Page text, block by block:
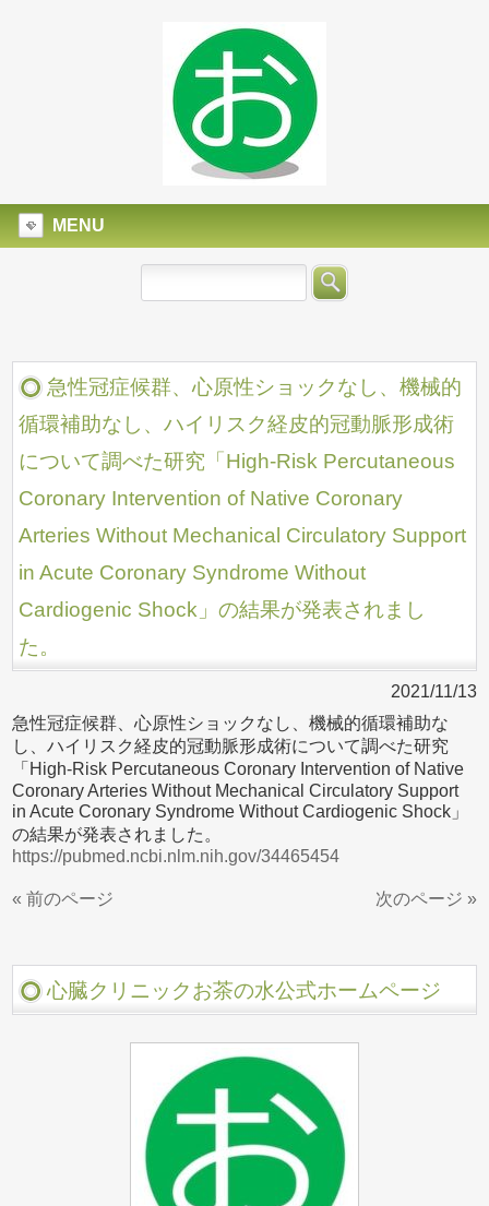
MENU
急性冠症候群、心原性ショックなし、機械的
循環補助なし、ハイリスク経皮的冠動脈形成術
について調べた研究「High-Risk Percutaneous
Coronary Intervention of Native Coronary
Arteries Without Mechanical Circulatory Support
in Acute Coronary Syndrome Without
Cardiogenic Shock」の結果が発表されまし
た。
2021/11/13
急性冠症候群、心原性ショックなし、機械的循環補助な
し、ハイリスク経皮的冠動脈形成術について調べた研究
「High-Risk Percutaneous Coronary Intervention of Native
Coronary Arteries Without Mechanical Circulatory Support
in Acute Coronary Syndrome Without Cardiogenic Shock」
の結果が発表されました。
https://pubmed.ncbi.nlm.nih.gov/34465454
« 前のページ 次のページ »
心臓クリニックお茶の水公式ホームページ